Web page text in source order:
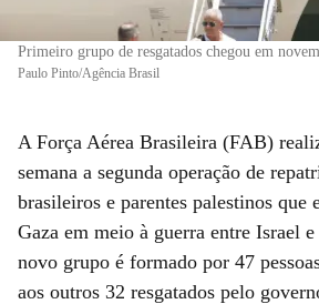
Primeiro grupo de resgatados chegou em
Paulo Pinto/Agência Brasil
A Força Aérea Brasileira (FAB)
semana a segunda operação de
brasileiros e parentes palestinos que
Gaza em meio à guerra entre Israel
novo grupo é formado por 47
aos outros 32 resgatados pelo